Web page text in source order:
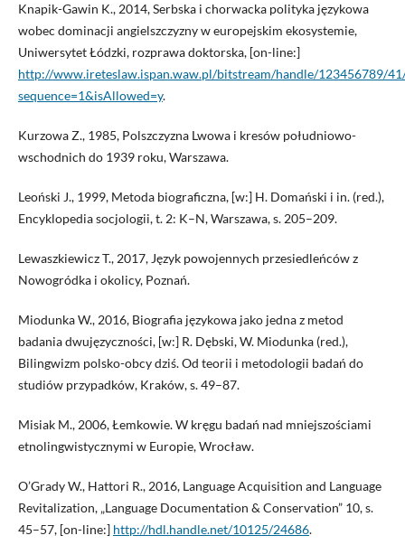
Knapik-Gawin K., 2014, Serbska i chorwacka polityka językowa
wobec dominacji angielszczyzny w europejskim ekosystemie,
Uniwersytet Łódzki, rozprawa doktorska, [on-line:]
http://www.ireteslaw.ispan.waw.pl/bitstream/handle/123456789/
sequence=1&isAllowed=y.
Kurzowa Z., 1985, Polszczyzna Lwowa i kresów południowo-
wschodnich do 1939 roku, Warszawa.
Leoński J., 1999, Metoda biograficzna, [w:] H. Domański i in. (red.),
Encyklopedia socjologii, t. 2: K–N, Warszawa, s. 205–209.
Lewaszkiewicz T., 2017, Język powojennych przesiedleńców z
Nowogródka i okolicy, Poznań.
Miodunka W., 2016, Biografia językowa jako jedna z metod
badania dwujęzyczności, [w:] R. Dębski, W. Miodunka (red.),
Bilingwizm polsko-obcy dziś. Od teorii i metodologii badań do
studiów przypadków, Kraków, s. 49–87.
Misiak M., 2006, Łemkowie. W kręgu badań nad mniejszościami
etnolingwistycznymi w Europie, Wrocław.
O’Grady W., Hattori R., 2016, Language Acquisition and Language
Revitalization, „Language Documentation & Conservation” 10, s.
45–57, [on-line:] http://hdl.handle.net/10125/24686.